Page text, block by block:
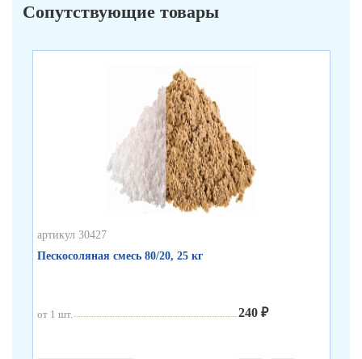
Сопутствующие товары
артикул 30427
Пескосоляная смесь 80/20, 25 кг
от 1 шт. 240 ₽